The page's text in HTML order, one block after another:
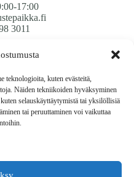
teknologioita, kuten evästeitä,
Näiden tekniikoiden hyväksyminen
selauskäyttäytymistä tai yksilöllisiä
tai peruuttaminen voi vaikuttaa
17:00
3011
palautus